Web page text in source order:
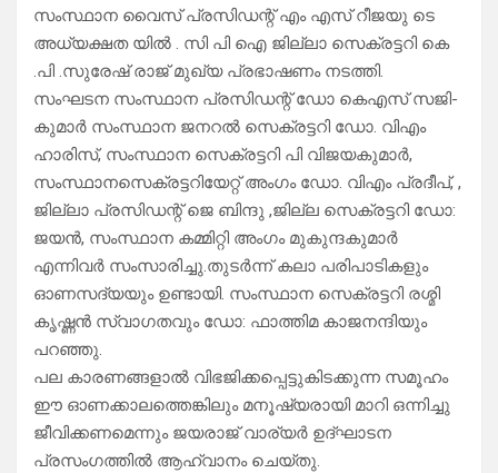
സംസ്ഥാന വൈസ് പ്രസിഡന്റ് എം എസ് റീജയു ടെ
അധ്യക്ഷത യിൽ . സി പി ഐ ജില്ലാ സെക്രട്ടറി കെ
.പി .സുരേഷ് രാജ് മുഖ്യ പ്രഭാഷണം നടത്തി.
സംഘടന സംസ്ഥാന പ്രസി­ഡന്റ് ഡോ കെഎസ് സജി­
കുമാർ സംസ്ഥാന ജനറൽ സെക്രട്ടറി ഡോ. വിഎം
ഹാരിസ്, സംസ്ഥാ­ന സെക്രട്ടറി പി വിജയകുമാർ,
സംസ്ഥാനസെക്രട്ടറിയേറ്റ് അംഗം ഡോ. വിഎം പ്രദീപ്, ,
ജില്ലാ പ്രസിഡന്റ് ജെ ബിന്ദു ,ജില്ല സെക്രട്ടറി ഡോ:
ജയൻ, സംസ്ഥാന കമ്മിറ്റി അംഗം മുകുന്ദകുമാർ
എന്നിവർ സംസാരിച്ചു.തുടർന്ന് കലാ പരിപാടികളും
ഓണസദ്യയും ഉണ്ടായി. സംസ്ഥാന സെക്രട്ടറി രശ്മി
കൃഷ്ണൻ സ്വാഗതവും ഡോ: ഫാത്തിമ കാജനന്ദിയും
പറഞ്ഞു.
പല കാരണങ്ങളാൽ വിഭജിക്കപ്പെട്ടുകിടക്കുന്ന സമൂഹം
ഈ ഓണക്കാലത്തെങ്കിലും മനൂഷ്യരായി മാറി ഒന്നിച്ചു
ജീവിക്കണമെന്നും ജയരാജ് വാര്യർ ഉദ്ഘാടന
പ്രസംഗത്തിൽ ആഹ്വാനം ചെയ്തു.